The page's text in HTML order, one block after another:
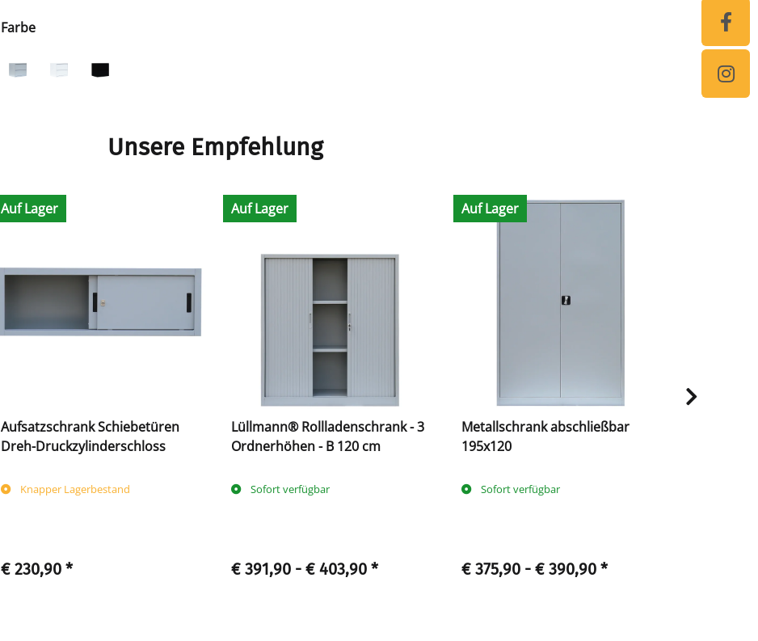
Farbe
Unsere Empfehlung
Auf Lager
Aufsatzschrank Schiebetüren
Dreh-Druckzylinderschloss
Knapper Lagerbestand
€ 230,90 *
Auf Lager
Lüllmann® Rollladenschrank - 3
Ordnerhöhen - B 120 cm
Sofort verfügbar
€ 391,90 - € 403,90 *
Auf Lager
Metallschrank abschließbar
195x120
Sofort verfügbar
€ 375,90 - € 390,90 *